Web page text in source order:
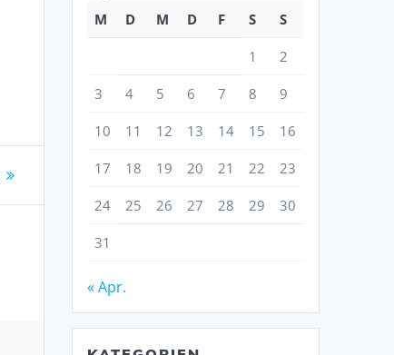
M D M D F S S
1 2
3 4 5 6 7 8 9
10 11 12 13 14 15 16
17 18 19 20 21 22 23
24 25 26 27 28 29 30
31
« Apr.